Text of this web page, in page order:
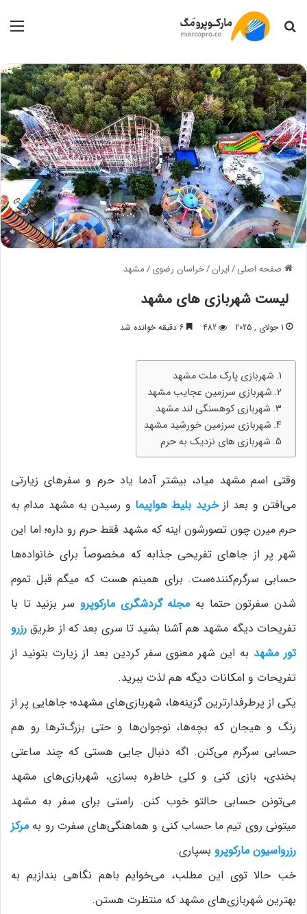
جستجو
صفحه اصلی/ایران/خراسان رضوی/مشهد
لیست شهربازی های مشهد
1 جولای , 2025 482
شهربازی پارک ملت مشهد
شهربازی سرزمین عجایب مشهد
شهربازی کوهسنگی لند مشهد
شهربازی سرزمین خورشید مشهد
شهربازی های نزدیک به حرم
وقتی اسم مشهد میاد، بیشتر آدما یاد حرم و سفرهای زیارتی
می‌افتن و بعد ازخرید بلیط هواپیما و رسیدن به مشهد مدام به
حرم میرن چون تصورشون اینه که مشهد فقط حرم رو داره؛ اما این
شهر پر از جاهای تفریحی جذابه که مخصوصاً برای خانواده‌ها
حسابی سرگرم‌کننده‌ست. برای همینم هست که میگم قبل تموم
شدن سفرتون حتما به مجله گردشگری مارکوپرو سر بزنید تا با
تفریحات دیگه مشهد هم آشنا بشید تا سری بعد که از طریق رزرو
تور مشهد به این شهر معنوی سفر کردین بعد از زیارت بتونید از
تفریحات و امکانات دیگه هم لذت ببرید.
یکی از پرطرفدارترین گزینه‌ها، شهربازی‌های مشهده؛ جاهایی پر از
رنگ و هیجان که بچه‌ها، نوجوان‌ها و حتی بزرگ‌ترها رو هم
حسابی سرگرم می‌کنن. اگه دنبال جایی هستی که چند ساعتی
بخندی، بازی کنی و کلی خاطره بسازی، شهربازی‌های مشهد
می‌تونن حسابی حالتو خوب کنن. راستی برای سفر به مشهد
میتونی روی تیم ما حساب کنی و هماهنگی‌های سفرت رو به مرکز
رزرواسیون مارکوپرو بسپاری.
خب حالا توی این مطلب، می‌خوایم باهم نگاهی بندازیم به
بهترین شهربازی‌های مشهد که منتظرت هستن.